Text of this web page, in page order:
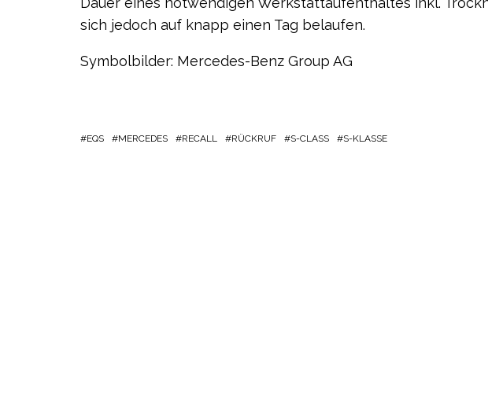
sich jedoch auf knapp einen Tag belaufen.
Symbolbilder: Mercedes-Benz Group AG
EQS MERCEDES RECALL RÜCKRUF S-CLASS S-KLASSE